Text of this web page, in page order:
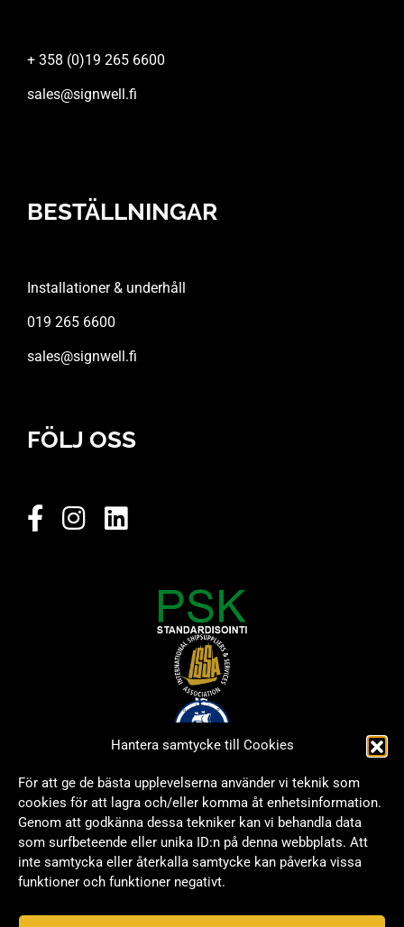
Hantera samtycke till Cookies
För att ge de bästa upplevelserna använder vi teknik som
cookies för att lagra och/eller komma åt enhetsinformation.
Genom att godkänna dessa tekniker kan vi behandla data
som surfbeteende eller unika ID:n på denna webbplats. Att
inte samtycka eller återkalla samtycke kan påverka vissa
funktioner och funktioner negativt.
+ 358 (0)19 265 6600
sales@signwell.fi
BESTÄLLNINGAR
Installationer & underhåll
019 265 6600
sales@signwell.fi
FÖLJ OSS